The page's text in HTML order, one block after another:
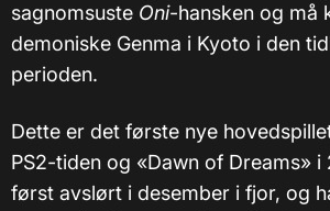
sagnomsuste Oni-hansken og må
demoniske Genma i Kyoto i den
perioden.
Dette er det første nye
PS2-tiden og «Dawn of Dreams» i
først avslørt i desember i fjor, og